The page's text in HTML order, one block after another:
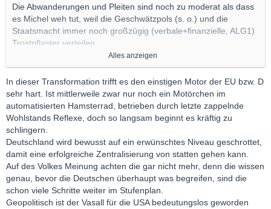
Die Abwanderungen und Pleiten sind noch zu moderat als dass
es Michel weh tut, weil die Geschwätzpols (s. o.) und die
Staatsmacht immer noch großzügig (verbale+finanzielle, ALG1)
Trostpflaster verteilen.
Es ist wie mit dem Wunsch nach einem blackout, der collateral
damage ist - ohne Frage groß - aber ohne Frage, steht uns
allen ein langes Siechtum bevor, bevor Michel akzeptiert, was er
nicht begreifen will.
Michel-County benötigt Massenentlassungen + blackouts
zwecks Erleuchtung und Tod von rot+grün; anders steht uns
wohl ein langwieriger Verfall bevor.
Ich denke dabei auch an die Massenimporte von Menschen, die
in ihren Heimatländern niemand vermißt, bzw. man dort froh ist,
dass sie gegangen sind und hoffentlich nie widerkehren.
Alles anzeigen
In dieser Transformation trifft es den einstigen Motor der EU bzw. D
sehr hart. Ist mittlerweile zwar nur noch ein Motörchen im
automatisierten Hamsterrad, betrieben durch letzte zappelnde
Wohlstands Reflexe, doch so langsam beginnt es kräftig zu
schlingern.
Deutschland wird bewusst auf ein erwünschtes Niveau geschrottet,
damit eine erfolgreiche Zentralisierung von statten gehen kann.
Auf des Volkes Meinung achten die gar nicht mehr, denn die wissen
genau, bevor die Deutschen überhaupt was begreifen, sind die
schon viele Schritte weiter im Stufenplan.
Geopolitisch ist der Vasall für die USA bedeutungslos geworden